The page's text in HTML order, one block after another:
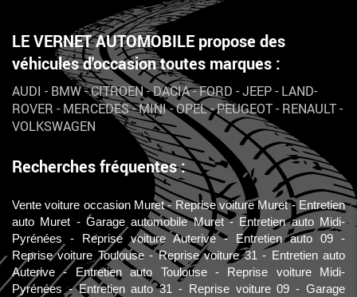
LE VERNET AUTOMOBILE propose des
véhicules d'occasion toutes marques :
AUDI - BMW-CITROEN-DACIA-FORD -JEEP- LAND-
ROVER - MERCEDES-MINI-OPEL-PEUGEOT- RENAULT-
VOLKSWAGEN
Recherches fréquentes :
Vente voiture occasion Muret Reprise voiture Muret
Entretien
auto Muret
Garage automobile Muret
Entretien auto Midi-
Pyrénées
Reprise voiture Auterive
Entretien auto 09
Reprise voiture Toulouse
Reprise voiture 31
Entretien auto
Auterive
Entretien auto Toulouse
Reprise voiture Midi-
Pyrénées
Entretien auto 31 Reprise voiture 09
Garage